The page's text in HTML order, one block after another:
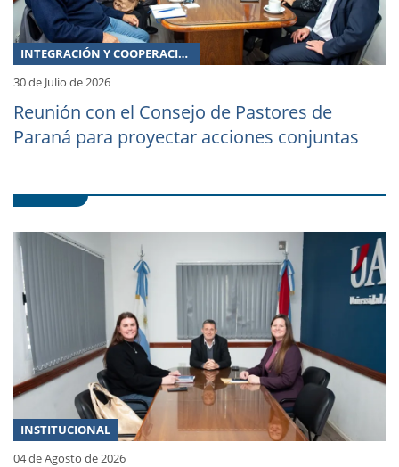
INTEGRACIÓN Y COOPERACIÓN
30 de Julio de 2026
Reunión con el Consejo de Pastores de
Paraná para proyectar acciones conjuntas
INSTITUCIONAL
04 de Agosto de 2026